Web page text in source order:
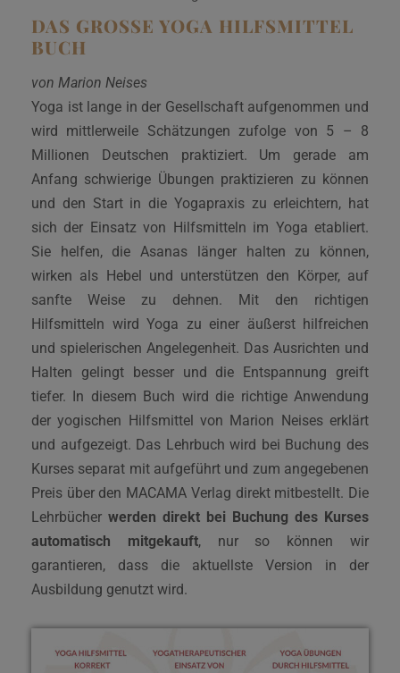
DAS GROSSE YOGA HILFSMITTEL B
UCH
von Marion Neises
Yoga ist lange in der Gesellschaft aufgenommen und
wird mittlerweile Schätzungen zufolge von 5 – 8
Millionen Deutschen praktiziert. Um gerade am
Anfang schwierige Übungen praktizieren zu können
und den Start in die Yogapraxis zu erleichtern, hat
sich der Einsatz von Hilfsmitteln im Yoga etabliert.
Sie helfen, die Asanas länger halten zu können,
wirken als Hebel und unterstützen den Körper, auf
sanfte Weise zu dehnen. Mit den richtigen
Hilfsmitteln wird Yoga zu einer äußerst hilfreichen
und spielerischen Angelegenheit. Das Ausrichten und
Halten gelingt besser und die Entspannung greift
tiefer. In diesem Buch wird die richtige Anwendung
der yogischen Hilfsmittel von Marion Neises erklärt
und aufgezeigt. Das Lehrbuch wird bei Buchung des
Kurses separat mit aufgeführt und zum angegebenen
Preis über den MACAMA Verlag direkt mitbestellt. Die
Lehrbücher werden direkt bei Buchung des Kurses
automatisch mitgekauft, nur so können wir
garantieren, dass die aktuellste Version in der
Ausbildung genutzt wird.